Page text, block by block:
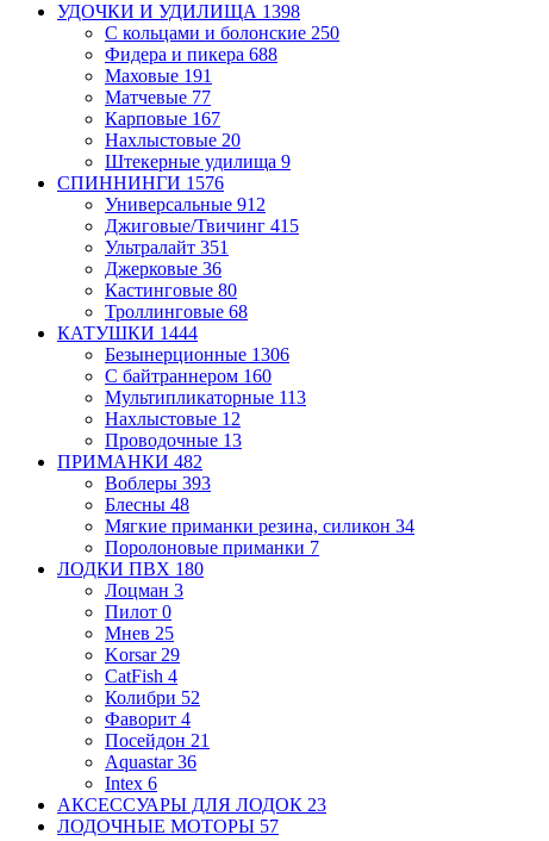
УДОЧКИ И УДИЛИЩА 1398
С кольцами и болонские 250
Фидера и пикера 688
Маховые 191
Матчевые 77
Карповые 167
Нахлыстовые 20
Штекерные удилища 9
СПИННИНГИ 1576
Универсальные 912
Джиговые/Твичинг 415
Ультралайт 351
Джерковые 36
Кастинговые 80
Троллинговые 68
КАТУШКИ 1444
Безынерционные 1306
С байтраннером 160
Мультипликаторные 113
Нахлыстовые 12
Проводочные 13
ПРИМАНКИ 482
Воблеры 393
Блесны 48
Мягкие приманки резина, силикон 34
Поролоновые приманки 7
ЛОДКИ ПВХ 180
Лоцман 3
Пилот 0
Мнев 25
Korsar 29
CatFish 4
Колибри 52
Фаворит 4
Посейдон 21
Aquastar36
Intex 6
АКСЕССУАРЫ ДЛЯ ЛОДОК 23
ЛОДОЧНЫЕ МОТОРЫ 57